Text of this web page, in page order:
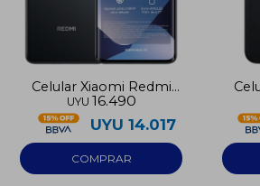
Celular Xiaomi Redmi
Note 15 256GB 5G
UYU 16.490
UYU 14.017